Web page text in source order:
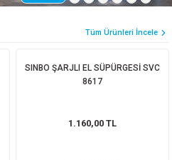
Tüm Ürünleri İncele
SINBO ŞARJLI EL SÜPÜRGESİ SVC
8617
1.160,00 TL